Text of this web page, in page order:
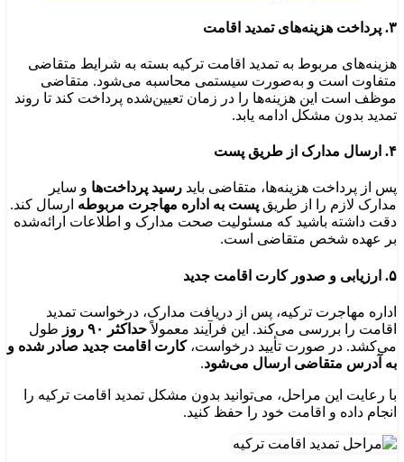
۳. پرداخت هزینه‌های تمدید اقامت
هزینه‌های مربوط به تمدید اقامت ترکیه بسته به شرایط متقاضی
متفاوت است و به‌صورت سیستمی محاسبه می‌شود. متقاضی
موظف است این هزینه‌ها را در زمان تعیین‌شده پرداخت کند تا روند
تمدید بدون مشکل ادامه یابد.
۴. ارسال مدارک از طریق پست
پس از پرداخت هزینه‌ها، متقاضی باید رسید پرداخت‌ها و سایر
مدارک لازم را از طریق پست به اداره مهاجرت مربوطه ارسال کند.
دقت داشته باشید که مسئولیت صحت مدارک و اطلاعات ارائه‌شده
بر عهده شخص متقاضی است.
۵. ارزیابی و صدور کارت اقامت جدید
اداره مهاجرت ترکیه، پس از دریافت مدارک، درخواست تمدید
اقامت را بررسی می‌کند. این فرآیند معمولاًحداکثر ۹۰ روز
طول
می‌کشد. در صورت تأیید درخواست،کارت اقامت جدید صادر شده و
به آدرس متقاضی ارسال می‌شود.
با رعایت این مراحل، می‌توانید بدون مشکل تمدید اقامت ترکیه را
انجام داده و اقامت خود را حفظ کنید.